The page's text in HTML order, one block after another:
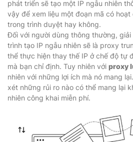
phát triển sẽ tạo một IP ngẫu nhiên
vậy để xem liệu một đoạn mã có
trong trình duyệt hay không.
Đối với người dùng thông thường,
trình tạo IP ngẫu nhiên sẽ là proxy
thể thực hiện thay thế IP ở chế độ tự
mà bạn chỉ định. Tuy nhiên với proxy
nhiên với những lợi ích mà nó mang
xét những rủi ro nào có thể mang lại
nhiên công khai miễn phí.